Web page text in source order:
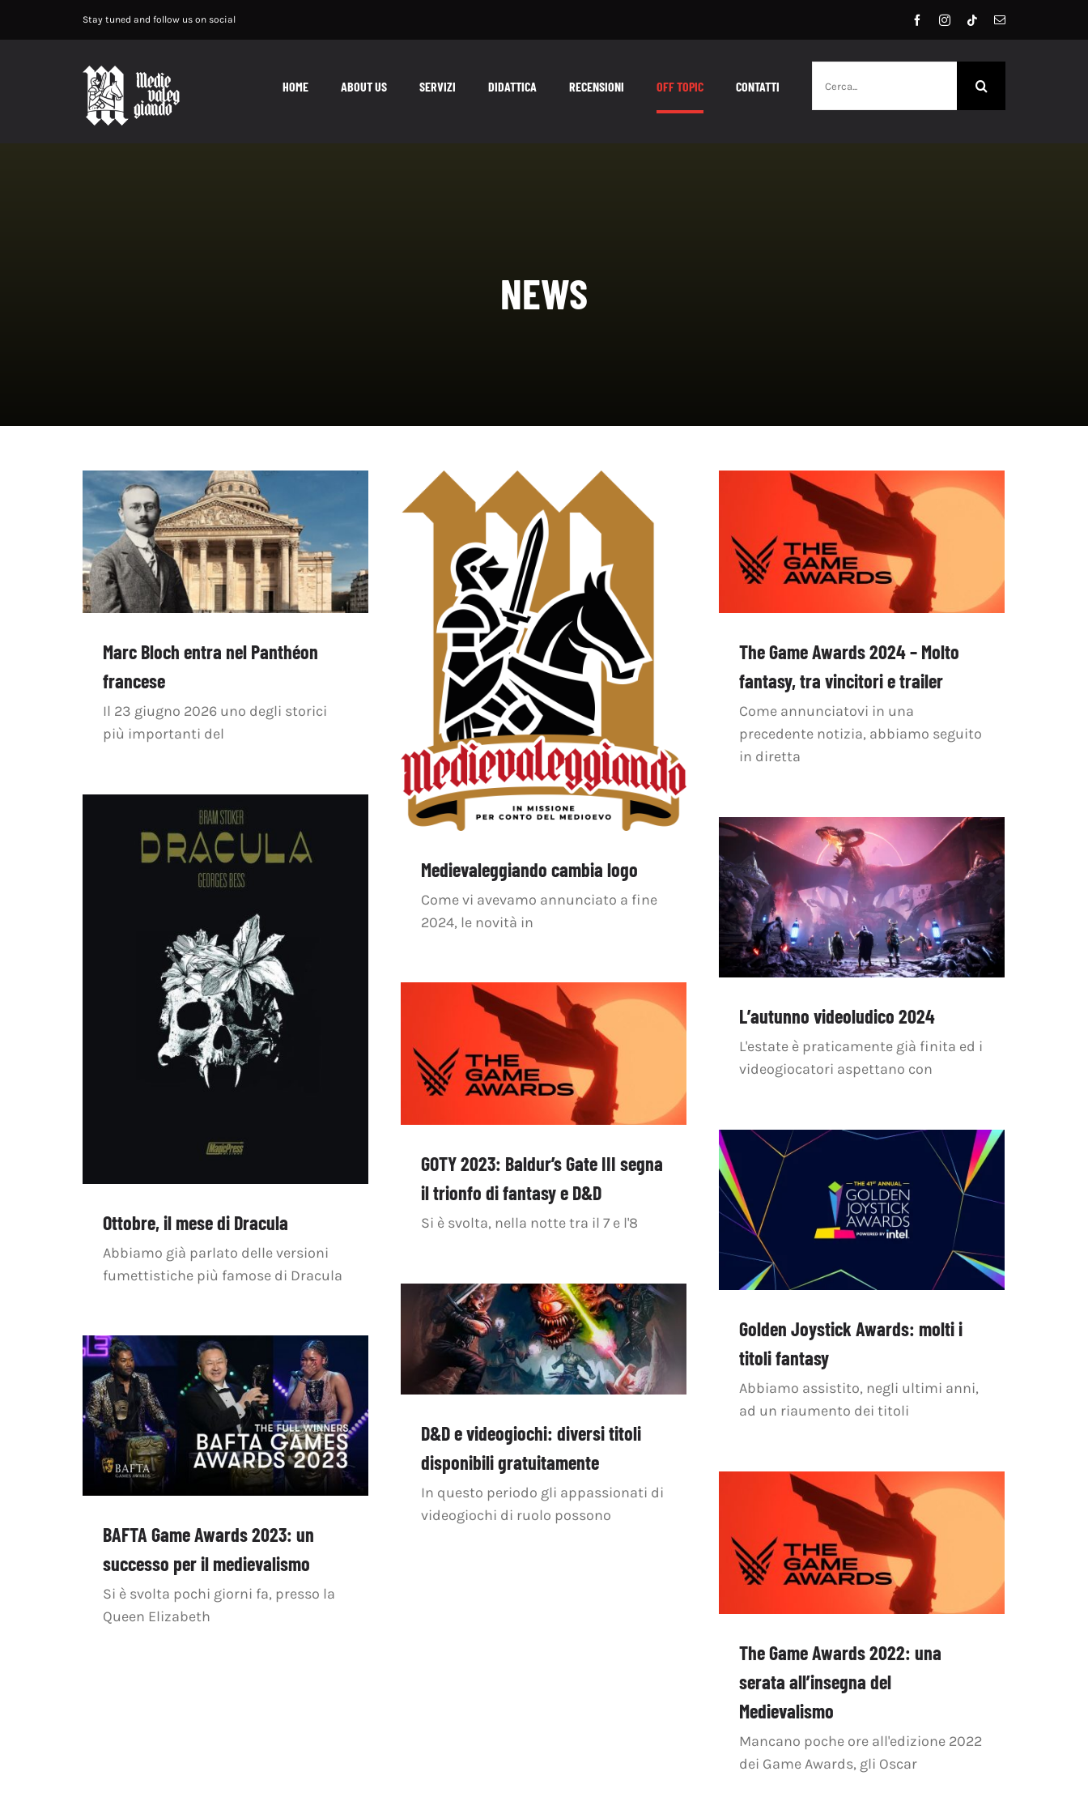
Stay tuned and follow us on social
HOME ABOUT US SERVIZI DIDATTICA RECENSIONI OFF TOPIC CONTATTI
per:
NEWS
Marc Bloch entra nel Panthéon
francese
Il 23 giugno 2026 uno degli storici
più importanti del
Medievaleggiando cambia logo
Come vi avevamo annunciato a fine
2024, le novità in
The Game Awards 2024 – Molto
fantasy, tra vincitori e trailer
Come annunciatovi in una
precedente notizia, abbiamo seguito
in diretta
Ottobre, il mese di Dracula
Abbiamo già parlato delle versioni
fumettistiche più famose di Dracula
L’autunno videoludico 2024
L'estate è praticamente già finita ed i
videogiocatori aspettano con
GOTY 2023: Baldur’s Gate III segna
il trionfo di fantasy e D&D
Si è svolta, nella notte tra il 7 e l'8
Golden Joystick Awards: molti i
titoli fantasy
Abbiamo assistito, negli ultimi anni,
ad un riaumento dei titoli
D&D e videogiochi: diversi titoli
disponibili gratuitamente
In questo periodo gli appassionati di
videogiochi di ruolo possono
BAFTA Game Awards 2023: un
successo per il medievalismo
Si è svolta pochi giorni fa, presso la
Queen Elizabeth
The Game Awards 2022: una
serata all’insegna del
Medievalismo
Mancano poche ore all'edizione 2022
dei Game Awards, gli Oscar